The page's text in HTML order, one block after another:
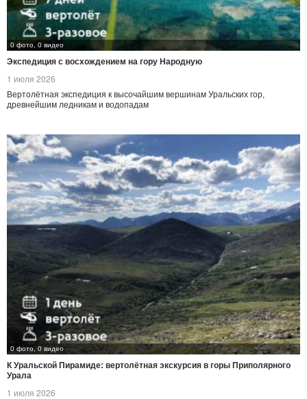
0 фото, 0 видео
Экспедиция с восхождением на гору Народную
1 июля 2026
Вертолётная экспедиция к высочайшим вершинам Уральских гор,
древнейшим ледникам и водопадам
0 фото, 0 видео
К Уральской Пирамиде: вертолётная экскурсия в горы Приполярного
Урала
1 июля 2026